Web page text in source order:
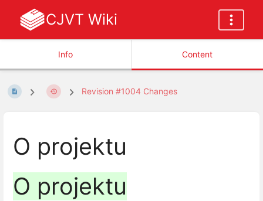
CJVT Wiki
Info Content
Revision #1004 Changes
O projektu
O projektu